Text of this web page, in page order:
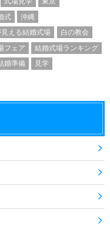
式
沖縄
える結婚式場
白の教会
フェア
結婚式場ランキング
婚準備
見学